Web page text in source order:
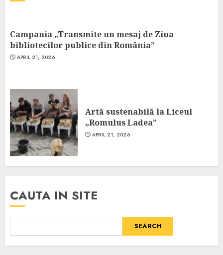
Campania „Transmite un mesaj de Ziua
bibliotecilor publice din România”
APRIL 21, 2026
Artă sustenabilă la Liceul
„Romulus Ladea”
APRIL 21, 2026
CAUTA IN SITE
SEARCH